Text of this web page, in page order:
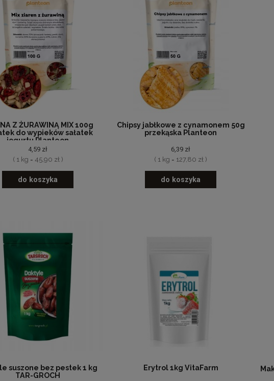
Z ŻURAWINĄ MIX 100g
do wypieków sałatek
jogurtu Planteon
4,59 zł
( 1 kg = 45,90 zł )
do koszyka
Chipsy jabłkowe z cynamonem 50g
przekąska Planteon
6,39 zł
( 1 kg = 127,80 zł )
do koszyka
suszone bez pestek 1 kg
TAR-GROCH
Erytrol 1kg VitaFarm